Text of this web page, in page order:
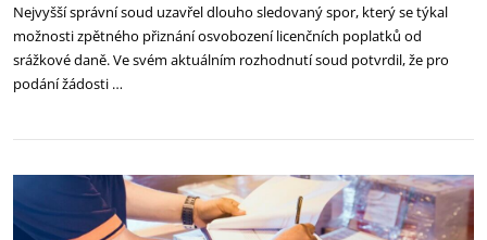
Nejvyšší správní soud uzavřel dlouho sledovaný spor, který se týkal
možnosti zpětného přiznání osvobození licenčních poplatků od
srážkové daně. Ve svém aktuálním rozhodnutí soud potvrdil, že pro
podání žádosti …